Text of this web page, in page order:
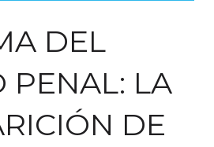
DEL
PENAL: LA
DE